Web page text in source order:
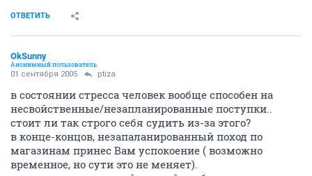
ОТВЕТИТЬ
OkSunny
Анонимный пользователь
01 сентября 2005 ptiza
в состоянии стресса человек вообще способен на
несвойственные/незапланированные поступки..
стоит ли так строго себя судить из-за этого?
в конце-концов, незапаланированный поход по
магазинам принес Вам успокоение ( возможно
временное, но сути это не меняет).